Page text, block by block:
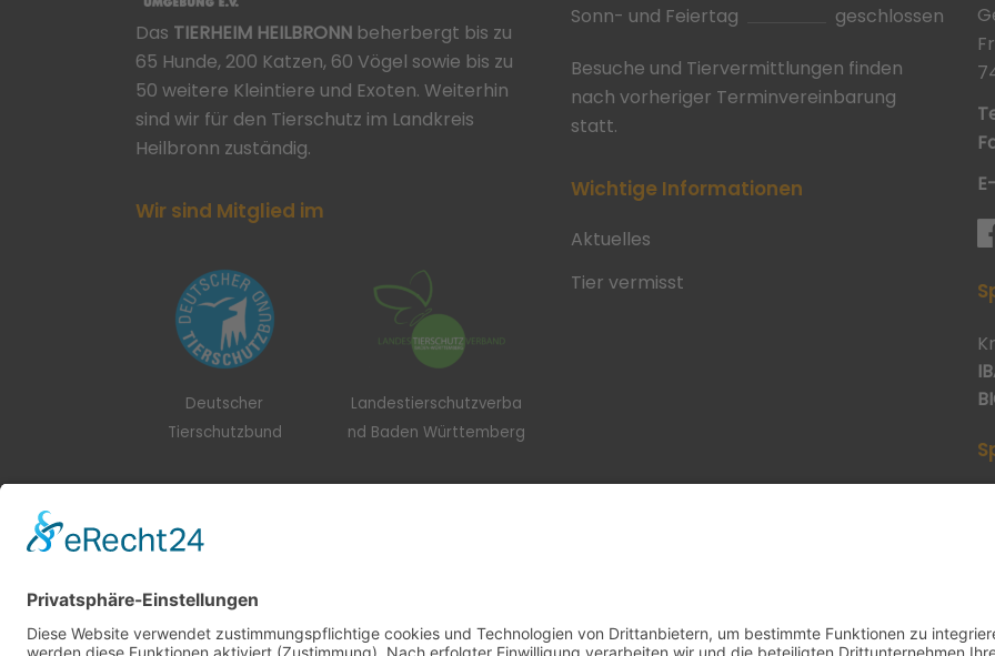
Das TIERHEIM HEILBRONN beherbergt bis zu
65 Hunde, 200 Katzen, 60 Vögel sowie bis zu
50 weitere Kleintiere und Exoten. Weiterhin
sind wir für den Tierschutz im Landkreis
Heilbronn zuständig.
Wir sind Mitglied im
Deutscher
Tierschutzbund
Landestierschutzverba
nd Baden Württemberg
Sonn- und Feiertag
geschlossen
Besuche und Tiervermittlungen finden
nach vorheriger Terminvereinbarung
statt.
Wichtige Informationen
Aktuelles
Tier vermisst